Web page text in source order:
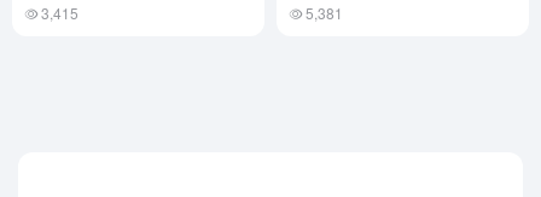
3,415 5,381